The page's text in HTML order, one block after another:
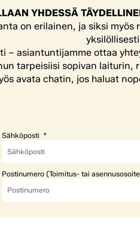
YHDESSÄ
on erilainen, ja siksi
– asiantuntijamme ottaa
tarpeisiisi sopivan laiturin,
avata chatin, jos haluat
Sähköposti
Postinumero (Toimitus- tai